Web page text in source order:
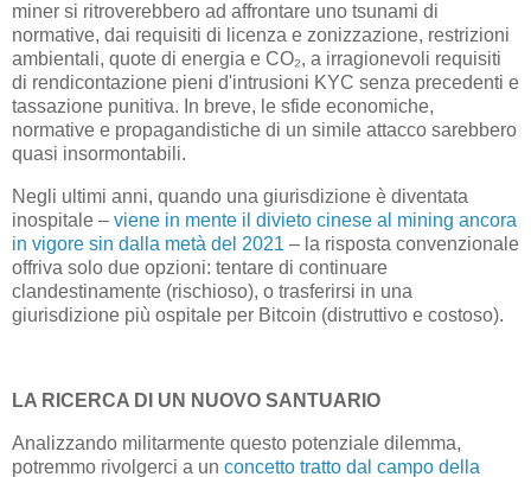
miner si ritroverebbero ad affrontare uno tsunami di
normative, dai requisiti di licenza e zonizzazione, restrizioni
ambientali, quote di energia e CO₂, a irragionevoli requisiti
di rendicontazione pieni d'intrusioni KYC senza precedenti e
tassazione punitiva. In breve, le sfide economiche,
normative e propagandistiche di un simile attacco sarebbero
quasi insormontabili.
Negli ultimi anni, quando una giurisdizione è diventata
inospitale – viene in mente il divieto cinese al mining ancora
in vigore sin dalla metà del 2021 – la risposta convenzionale
offriva solo due opzioni: tentare di continuare
clandestinamente (rischioso), o trasferirsi in una
giurisdizione più ospitale per Bitcoin (distruttivo e costoso).
LA RICERCA DI UN NUOVO SANTUARIO
Analizzando militarmente questo potenziale dilemma,
potremmo rivolgerci a un concetto tratto dal campo della